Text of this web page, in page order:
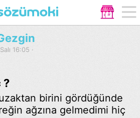
16:05 ·
?
birini gördüğünde
ağzına gelmedimi hiç